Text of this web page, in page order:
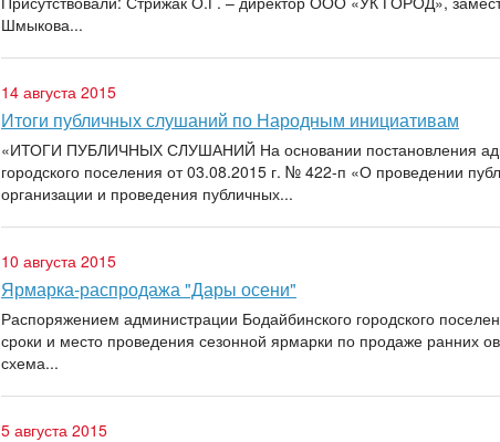
Шмыкова...
14 августа 2015
Итоги публичных слушаний по Народным инициативам
«ИТОГИ ПУБЛИЧНЫХ СЛУШАНИЙ На основании постановления
городского поселения от 03.08.2015 г. № 422-п «О проведении
организации и проведения публичных...
10 августа 2015
Ярмарка-распродажа "Дары осени"
Распоряжением администрации Бодайбинского городского
сроки и место проведения сезонной ярмарки по продаже ранних
схема...
5 августа 2015